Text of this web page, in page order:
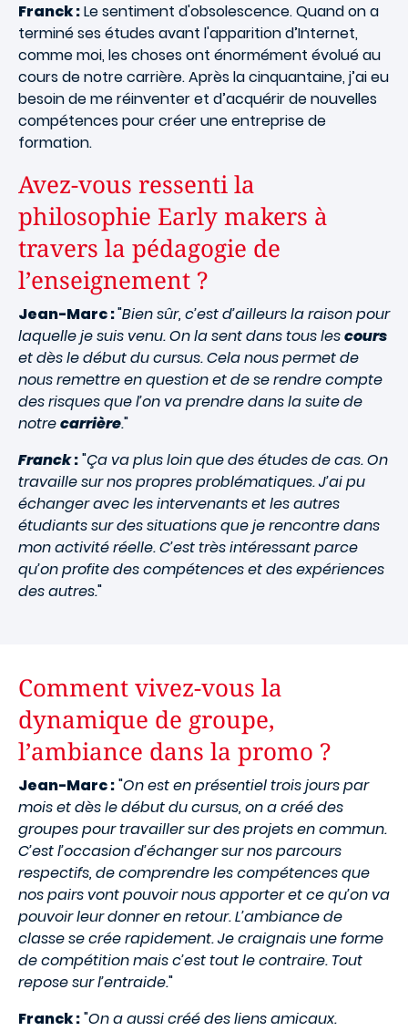
Franck :Le sentiment d'obsolescence. Quand on a
terminé ses études avant l'apparition d’Internet,
comme moi, les choses ont énormément évolué au
cours de notre carrière. Après la cinquantaine, j’ai eu
besoin de me réinventer et d’acquérir de nouvelles
compétences pour créer une entreprise de
formation.
Avez-vous ressenti la
philosophie Early makers à
travers la pédagogie de
l’enseignement ?
Jean-Marc :"Bien sûr, c’est d’ailleurs la raison pour
laquelle je suis venu. On la sent dans tous lescours
et dès le début du cursus. Cela nous permet de
nous remettre en question et de se rendre compte
des risques que l’on va prendre dans la suite de
notrecarrière."
Franck:"Ça va plus loin que des études de cas. On
travaille sur nos propres problématiques. J’ai pu
échanger avec les intervenants et les autres
étudiants sur des situations que je rencontre dans
mon activité réelle. C’est très intéressant parce
qu’on profite des compétences et des expériences
des autres."
Comment vivez-vous la
dynamique de groupe,
l’ambiance dans la promo ?
Jean-Marc :"On est en présentiel trois jours par
mois et dès le début du cursus, on a créé des
groupes pour travailler sur des projets en commun.
C’est l’occasion d’échanger sur nos parcours
respectifs, de comprendre les compétences que
nos pairs vont pouvoir nous apporter et ce qu’on va
pouvoir leur donner en retour. L’ambiance de
classe se crée rapidement. Je craignais une forme
de compétition mais c’est tout le contraire. Tout
repose sur l’entraide."
Franck :"On a aussi créé des liens amicaux.